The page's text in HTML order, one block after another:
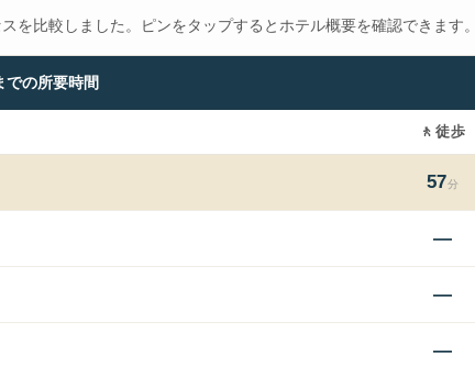
を比較しました。ピンをタップするとホテル概要を確認できます。
での所要時間
🚶 徒歩
57分
—
—
—